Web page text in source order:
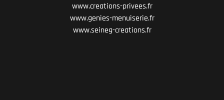
www.creations-privees.fr
www.genies-menuiserie.fr
www.seineg-creations.fr